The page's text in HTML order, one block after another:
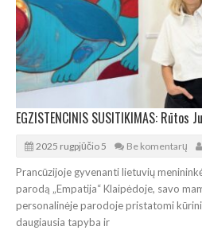
2025 rugpjūčio 5 Be komentarų
Prancūzijoje gyvenanti lietuvių
parodą „Empatija“ Klaipėdoje, savo
personalinėje parodoje pristatomi
daugiausia tapyba ir